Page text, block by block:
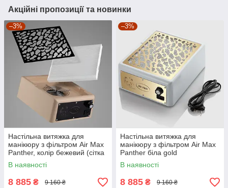
Акційні пропозиції та новинки
–3%
Настільна витяжка для
манікюру з фільтром Air Max
Panther, колір бежевий (сітка
чорна)
В наявності
8 885 ₴ 9 160 ₴
–3%
Настільна витяжка для
манікюру з фільтром Air Max
Panther біла gold
В наявності
8 885 ₴ 9 160 ₴